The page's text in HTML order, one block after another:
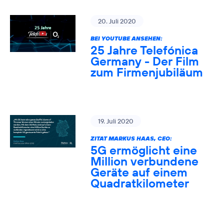
20. Juli 2020
BEI YOUTUBE ANSEHEN:
25 Jahre Telefónica
Germany - Der Film
zum Firmenjubiläum
19. Juli 2020
ZITAT MARKUS HAAS, CEO:
5G ermöglicht eine
Million verbundene
Geräte auf einem
Quadratkilometer